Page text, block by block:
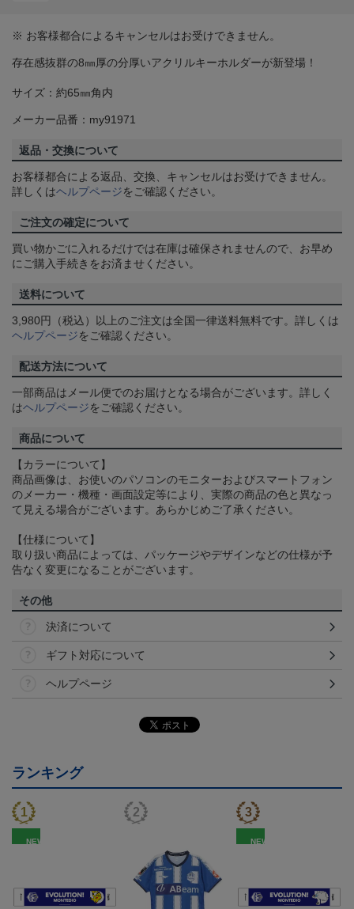
※ お客様都合によるキャンセルはお受けできません。
存在感抜群の8㎜厚の分厚いアクリルキーホルダーが新登場！
サイズ：約65㎜角内
メーカー品番：my91971
返品・交換について
お客様都合による返品、交換、キャンセルはお受けできません。
詳しくはヘルプページをご確認ください。
ご注文の確定について
買い物かごに入れるだけでは在庫は確保されませんので、お早め
にご購入手続きをお済ませください。
送料について
3,980円（税込）以上のご注文は全国一律送料無料です。詳しくは
ヘルプページをご確認ください。
配送方法について
一部商品はメール便でのお届けとなる場合がございます。詳しく
はヘルプページをご確認ください。
商品について
【カラーについて】
商品画像は、お使いのパソコンのモニターおよびスマートフォン
のメーカー・機種・画面設定等により、実際の商品の色と異なっ
て見える場合がございます。あらかじめご了承ください。
【仕様について】
取り扱い商品によっては、パッケージやデザインなどの仕様が予
告なく変更になることがございます。
その他
決済について
ギフト対応について
ヘルプページ
ランキング
NEW NEW